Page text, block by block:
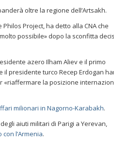
oltre la regione dell’Artsakh.
Project, ha detto alla CNA che
possibile» dopo la sconfitta
azero Ilham Aliev e il primo
il presidente turco Recep Erdogan
«riaffermare la posizione
milionari in Nagorno-Karabakh.
aiuti militari di Parigi a Yerevan,
l’Armenia.